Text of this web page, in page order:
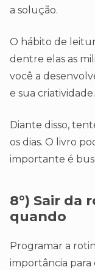
a solução.
O hábito de
dentre elas as
você a
e sua criatividade.
Diante disso,
os dias. O livro
importante é
8°) Sair da
quando
Programar a
importância para